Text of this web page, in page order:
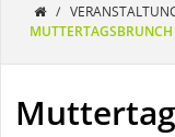
/
MUTTERTAGSBRUNCH